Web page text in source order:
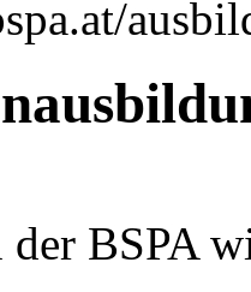
der BSPA